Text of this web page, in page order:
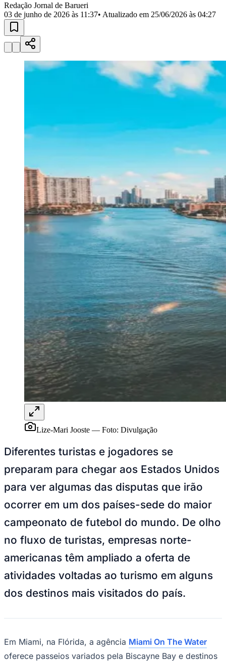
Selecione sua regiãoPara notícias da sua região
AldeiaAldeia da Serra
Belval
RegiãoCotiaCruz Preta Engenho Novo
MilitarItapevi Jardim AudirJardim BelvalJardim
Jardim dos CamargosJardim
Jardim Itaquiti
Jardim
Jardim Tupanci Nova AldeinhaOsascoParque dos
Camargos
Parque Imperial Parque Santa Luzia
Vila Boa VistaVila
do CondeVila Engenho Novo
EscadaVila PortoVotupoca
Para Sua Empresa
Anuncie no Portal
Guia de Empresas
Divulgar VagasNovo
Publicidade Legal
Negócios Regionais
Cidades da Região
Santana de ParnaíbaOsasco CarapicuíbaJandiraItapeviCotia Pirapora
do Bom JesusAraçariguamaCajamarCaieirasFranco da
RochaFrancisco Morato Taboão da SerraEmbu das Artes São Roque
Para Sua Empresa
Anuncie Regional
Guia de Empresas
Vagas na Região
Hub de Negócios
Guia Comercial
Selo Verificado
Portal Educacional
Agenda de Vestibulares
Vagas de Emprego
Panorama Econômico
Para Sua Empresa
Anuncie no Portal
Verificar EmpresaNovo
Anunciar Vagas
Publicidade Legal
NBA
Fórmula 1
Tênis (ATP)
Atletismo
NBB
Competições de Futebol
Redação Jornal de Barueri
03 de junho de 2026 às 11:37• Atualizado em 25/06/2026 às 04:27
Lize-Mari Jooste — Foto: Divulgação
Diferentes turistas e jogadores se
preparam para chegar aos Estados Unidos
para ver algumas das disputas que irão
ocorrer em um dos países-sede do maior
campeonato de futebol do mundo. De olho
no fluxo de turistas, empresas norte-
americanas têm ampliado a oferta de
atividades voltadas ao turismo em alguns
dos destinos mais visitados do país.
Em Miami, na Flórida, a agência Miami On The Water
oferece passeios variados pela Biscayne Bay e destinos